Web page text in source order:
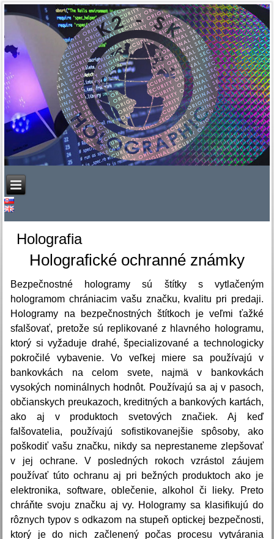
Holografia
Holografické ochranné známky
Bezpečnostné hologramy sú štítky s vytlačeným
hologramom chrániacim vašu značku, kvalitu pri predaji.
Hologramy na bezpečnostných štítkoch je veľmi ťažké
sfalšovať, pretože sú replikované z hlavného hologramu,
ktorý si vyžaduje drahé, špecializované a technologicky
pokročilé vybavenie. Vo veľkej miere sa používajú v
bankovkách na celom svete, najmä v bankovkách
vysokých nominálnych hodnôt. Používajú sa aj v pasoch,
občianskych preukazoch, kreditných a bankových kartách,
ako aj v produktoch svetových značiek. Aj keď
falšovatelia, používajú sofistikovanejšie spôsoby, ako
poškodiť vašu značku, nikdy sa neprestaneme zlepšovať
v jej ochrane. V posledných rokoch vzrástol záujem
používať túto ochranu aj pri bežných produktoch ako je
elektronika, software, oblečenie, alkohol či lieky. Preto
chráňte svoju značku aj vy. Hologramy sa klasifikujú do
rôznych typov s odkazom na stupeň optickej bezpečnosti,
ktorý je do nich začlenený počas procesu vytvárania